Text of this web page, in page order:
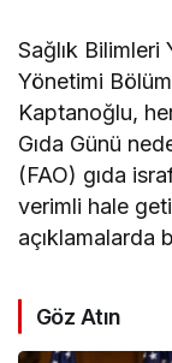
Sağlık Bilimleri
Yönetimi
Kaptanoğlu,
Gıda Günü
(FAO) gıda
verimli hale
açıklamalarda
Göz Atın